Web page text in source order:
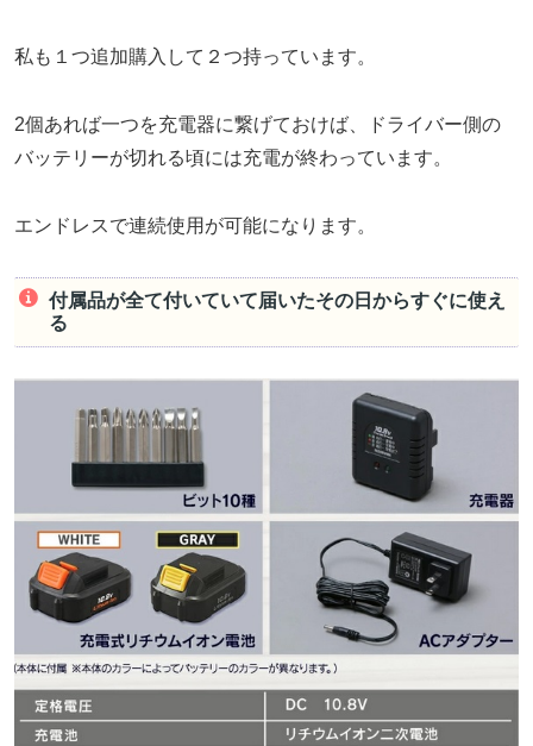
私も１つ追加購入して２つ持っています。
2個あれば一つを充電器に繋げておけば、ドライバー側の
バッテリーが切れる頃には充電が終わっています。
エンドレスで連続使用が可能になります。
付属品が全て付いていて届いたその日からすぐに使え
る